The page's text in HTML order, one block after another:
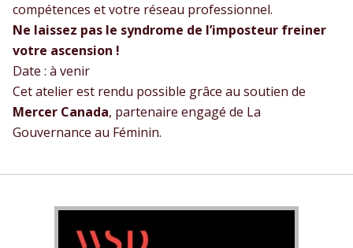
compétences et votre réseau professionnel.
Ne laissez pas le syndrome de l’imposteur freiner
votre ascension !
Date : à venir
Cet atelier est rendu possible grâce au soutien de
Mercer Canada, partenaire engagé de La
Gouvernance au Féminin.